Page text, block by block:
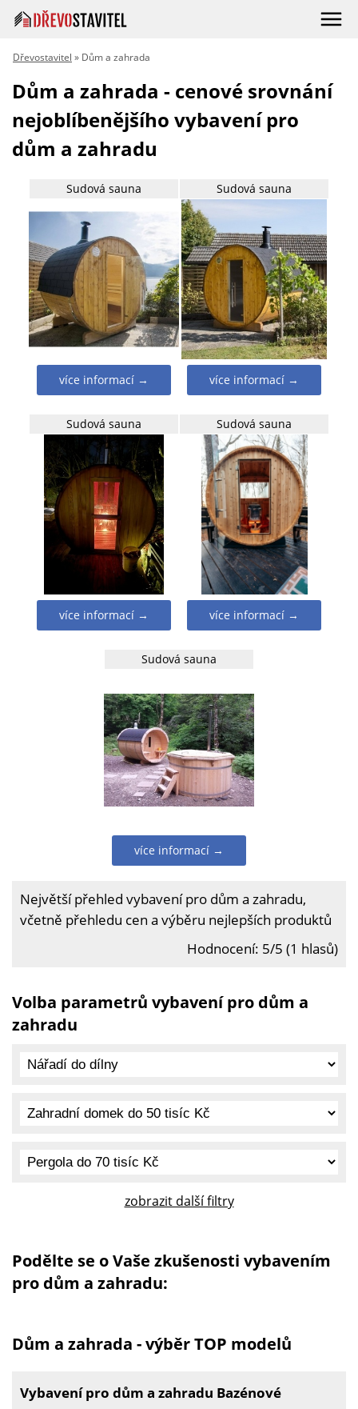
Dřevostavitel » Dům a zahrada
Dům a zahrada - cenové srovnání
nejoblíbenějšího vybavení pro
dům a zahradu
Sudová sauna
více informací →
Sudová sauna
více informací →
Sudová sauna
více informací →
Sudová sauna
více informací →
Sudová sauna
více informací →
Největší přehled vybavení pro dům a zahradu,
včetně přehledu cen a výběru nejlepších produktů
Hodnocení: 5/5 (1 hlasů)
Volba parametrů vybavení pro dům a
zahradu
zobrazit další filtry
Podělte se o Vaše zkušenosti vybavením
pro dům a zahradu:
Dům a zahrada - výběr TOP modelů
Vybavení pro dům a zahradu Bazénové